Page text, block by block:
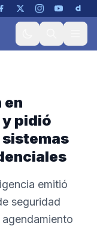
en
pidió
emitió
seguridad